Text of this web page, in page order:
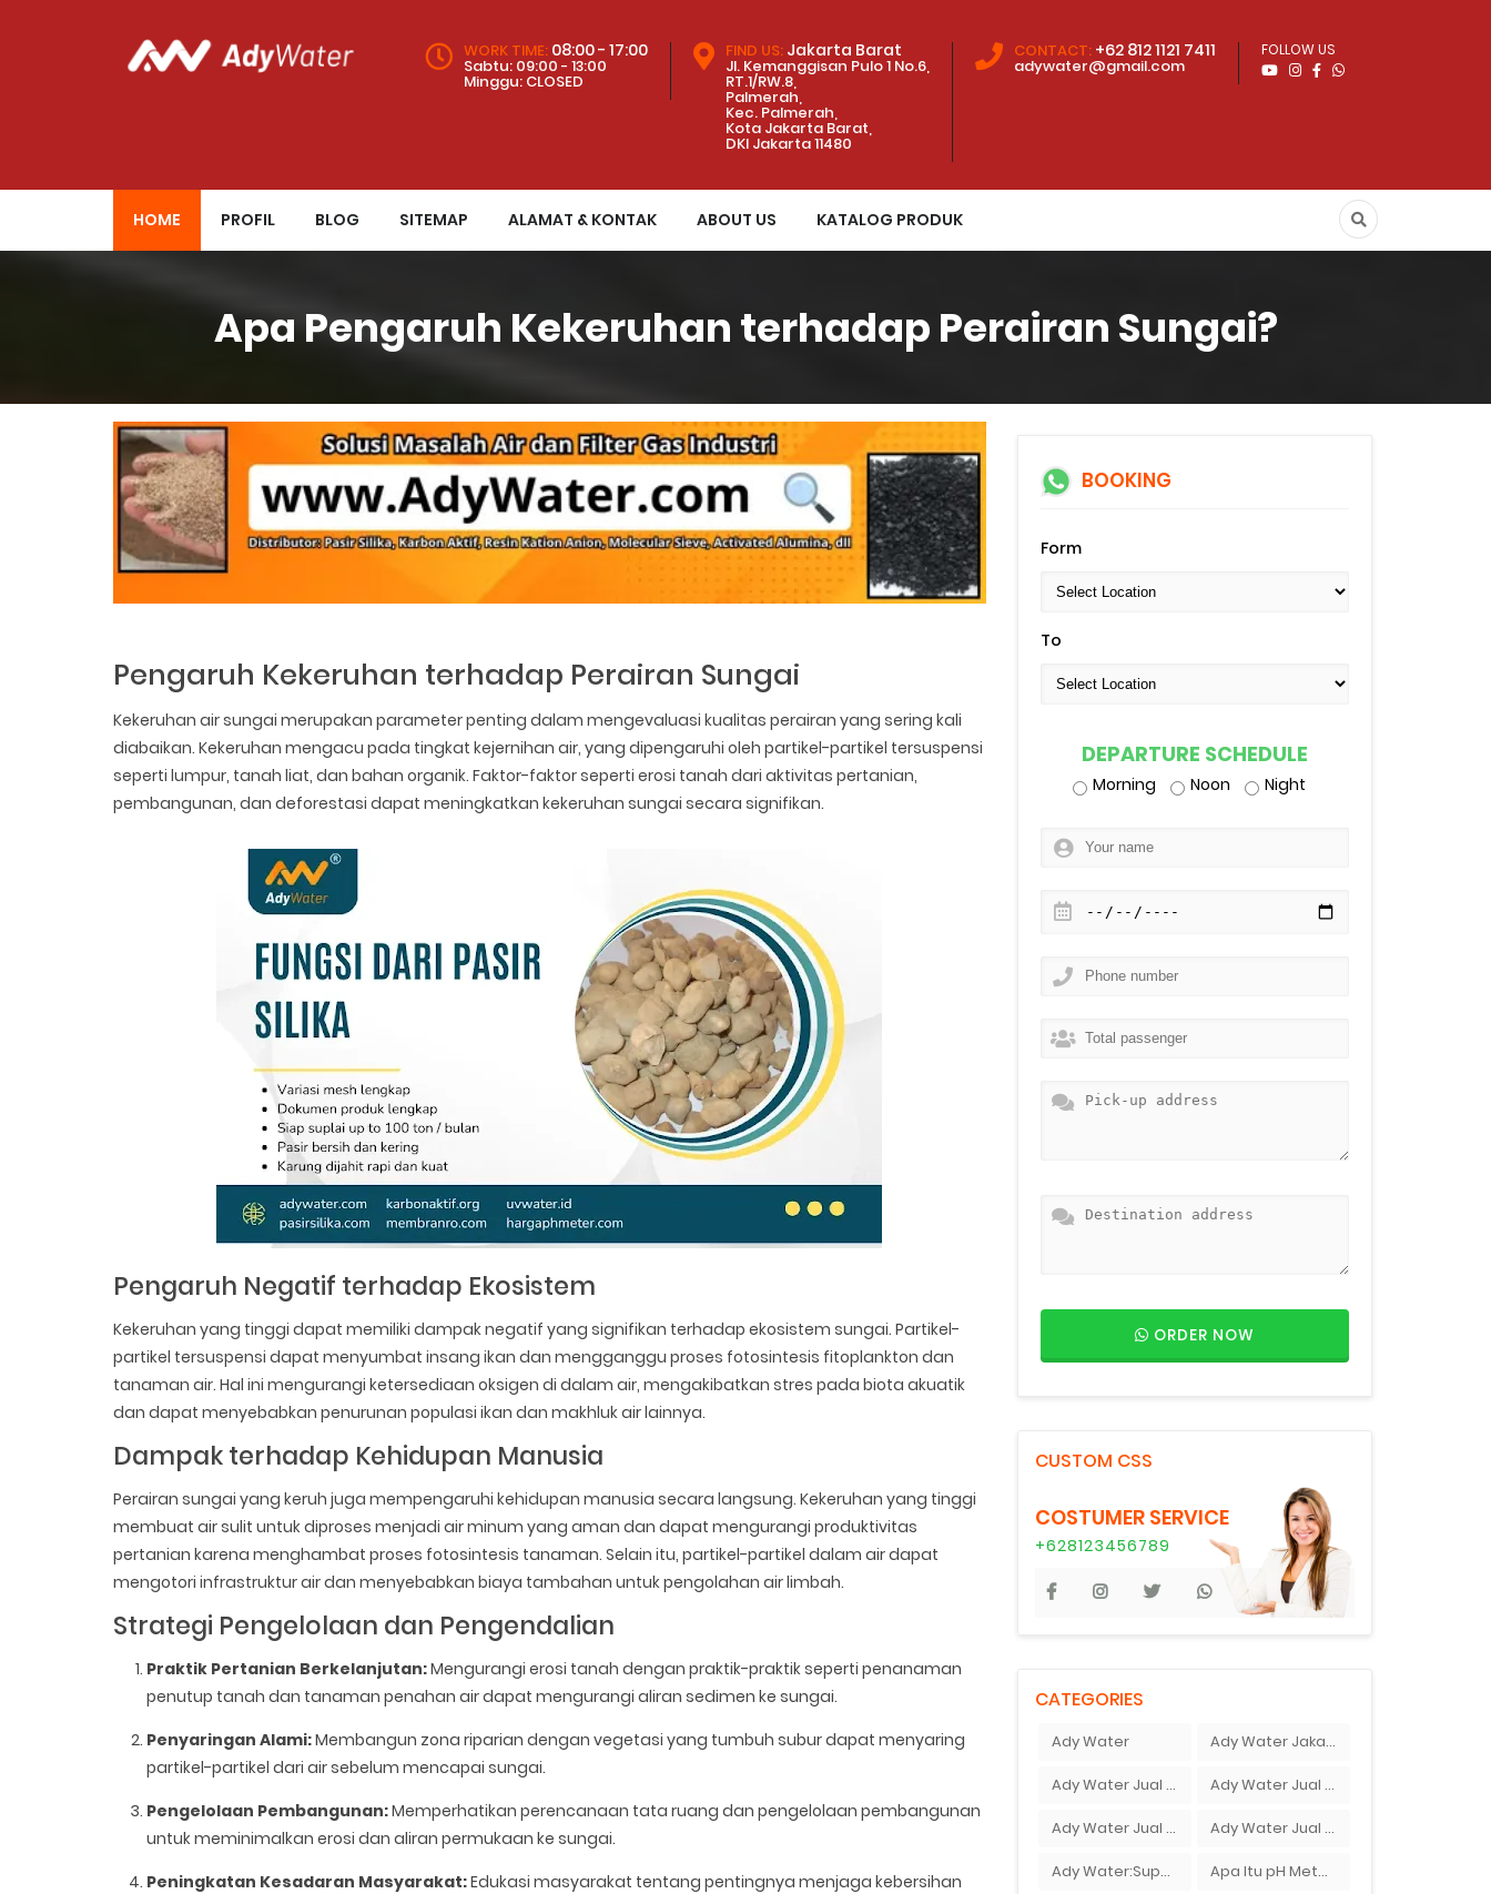
WORK TIME: 08:00 - 17:00
Sabtu: 09:00 - 13:00
Minggu: CLOSED
FIND US: Jakarta Barat
Jl. Kemanggisan Pulo 1 No.6,
RT.1/RW.8,
Palmerah,
Kec. Palmerah,
Kota Jakarta Barat,
DKI Jakarta 11480
CONTACT: +62 812 1121 7411
adywater@gmail.com
FOLLOW US
HOME PROFIL BLOG SITEMAP ALAMAT & KONTAK ABOUT US KATALOG PRODUK
Apa Pengaruh Kekeruhan terhadap Perairan Sungai?
Pengaruh Kekeruhan terhadap Perairan Sungai
Kekeruhan air sungai merupakan parameter penting dalam mengevaluasi kualitas perairan yang sering kali
diabaikan. Kekeruhan mengacu pada tingkat kejernihan air, yang dipengaruhi oleh partikel-partikel tersuspensi
seperti lumpur, tanah liat, dan bahan organik. Faktor-faktor seperti erosi tanah dari aktivitas pertanian,
pembangunan, dan deforestasi dapat meningkatkan kekeruhan sungai secara signifikan.
Pengaruh Negatif terhadap Ekosistem
Kekeruhan yang tinggi dapat memiliki dampak negatif yang signifikan terhadap ekosistem sungai. Partikel-
partikel tersuspensi dapat menyumbat insang ikan dan mengganggu proses fotosintesis fitoplankton dan
tanaman air. Hal ini mengurangi ketersediaan oksigen di dalam air, mengakibatkan stres pada biota akuatik
dan dapat menyebabkan penurunan populasi ikan dan makhluk air lainnya.
Dampak terhadap Kehidupan Manusia
Perairan sungai yang keruh juga mempengaruhi kehidupan manusia secara langsung. Kekeruhan yang tinggi
membuat air sulit untuk diproses menjadi air minum yang aman dan dapat mengurangi produktivitas
pertanian karena menghambat proses fotosintesis tanaman. Selain itu, partikel-partikel dalam air dapat
mengotori infrastruktur air dan menyebabkan biaya tambahan untuk pengolahan air limbah.
Strategi Pengelolaan dan Pengendalian
Praktik Pertanian Berkelanjutan:Mengurangi erosi tanah dengan praktik-praktik seperti penanaman
penutup tanah dan tanaman penahan air dapat mengurangi aliran sedimen ke sungai.
Penyaringan Alami:Membangun zona riparian dengan vegetasi yang tumbuh subur dapat menyaring
partikel-partikel dari air sebelum mencapai sungai.
Pengelolaan Pembangunan:Memperhatikan perencanaan tata ruang dan pengelolaan pembangunan
untuk meminimalkan erosi dan aliran permukaan ke sungai.
Peningkatan Kesadaran Masyarakat:Edukasi masyarakat tentang pentingnya menjaga kebersihan
BOOKING
Form
To
DEPARTURE SCHEDULE
Morning Noon Night
ORDER NOW
CUSTOM CSS
COSTUMER SERVICE
+628123456789
CATEGORIES
Ady Water Ady Water Jakarta
Ady Water Jual Ferolite Ady Water Jual Pasir Silika
Ady Water Jual pH Meter Ady Water Jual pH Meter Berbagai Macam Merek
Ady Water:Supplier Membran Reverse Osmosis ( RO ) Di Bandung Apa Itu pH Meter ?